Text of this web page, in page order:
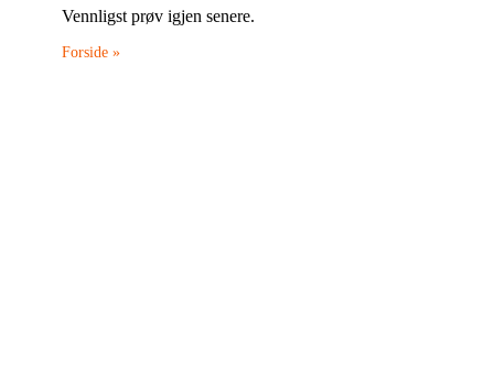
Vennligst prøv igjen senere.
Forside »